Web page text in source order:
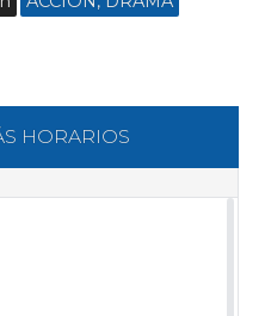
HORARIOS